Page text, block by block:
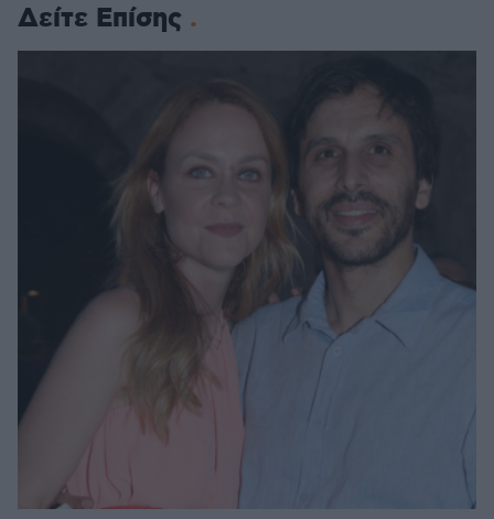
Δείτε Επίσης